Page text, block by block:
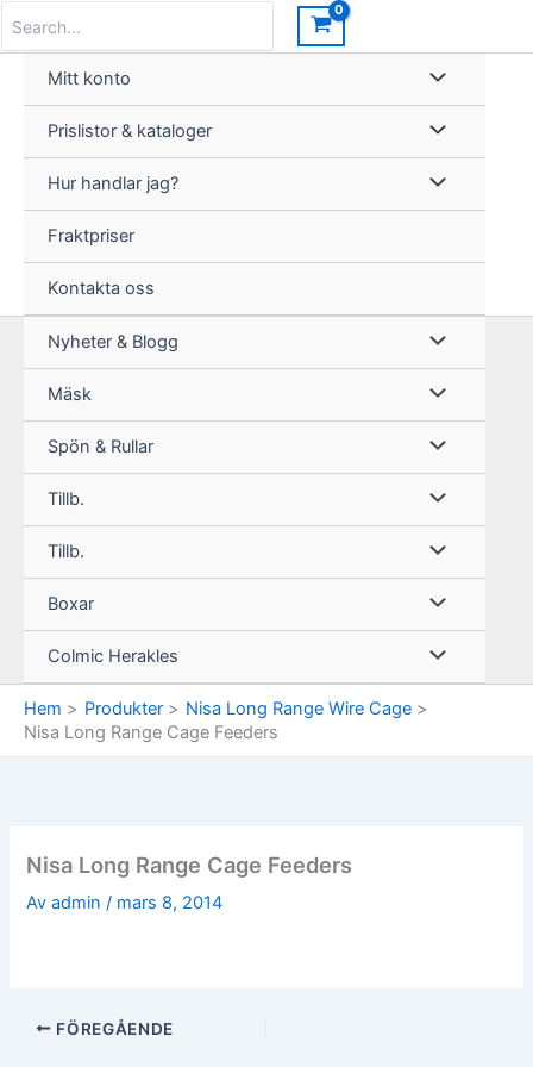
innehåll
for:
Mitt konto
Prislistor & kataloger
Hur handlar jag?
Fraktpriser
Kontakta oss
Nyheter & Blogg
Mäsk
Spön & Rullar
Tillb.
Tillb.
Boxar
Colmic Herakles
Hem Produkter
Nisa Long Range Wire Cage
Nisa Long Range Cage Feeders
Nisa Long Range Cage Feeders
Avadmin/ mars 8, 2014
FÖREGÅENDE